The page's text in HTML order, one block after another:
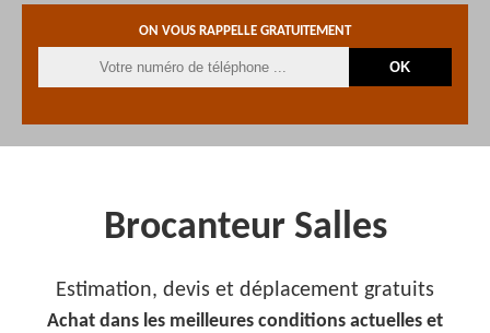
ON VOUS RAPPELLE GRATUITEMENT
Brocanteur Salles
Estimation, devis et déplacement gratuits
Achat dans les meilleures conditions actuelles et